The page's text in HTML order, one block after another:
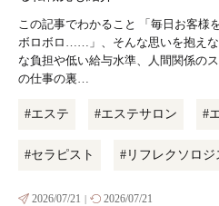
この記事でわかること 「毎日お客様
ボロボロ……」、そんな思いを抱え
な負担や低い給与水準、人間関係の
の仕事の裏…
#エステ #エステサロン #
#セラピスト #リフレクソロジ
2026/07/21 | 2026/07/21